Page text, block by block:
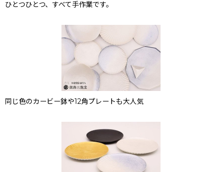
ひとつひとつ、すべて手作業です。
同じ色のカービー鉢や12角プレートも大人気